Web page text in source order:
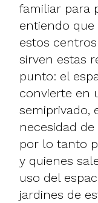
familiar para
entiendo
estos
sirven estas
punto: el
convierte en
semiprivado,
necesidad
por lo tanto
y quienes
uso del
jardines de